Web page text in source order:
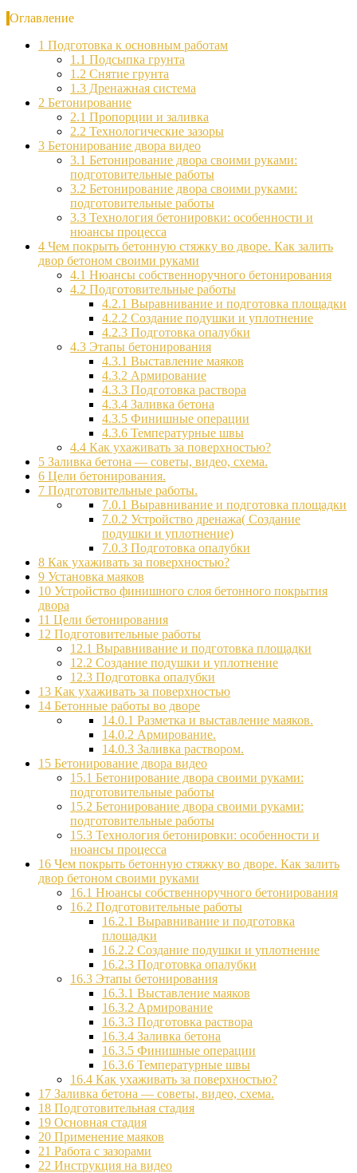
Оглавление
1 Подготовка к основным работам
1.1 Подсыпка грунта
1.2 Снятие грунта
1.3 Дренажная система
2 Бетонирование
2.1 Пропорции и заливка
2.2 Технологические зазоры
3 Бетонирование двора видео
3.1 Бетонирование двора своими руками:
подготовительные работы
3.2 Бетонирование двора своими руками:
подготовительные работы
3.3 Технология бетонировки: особенности и
нюансы процесса
4 Чем покрыть бетонную стяжку во дворе. Как залить
двор бетоном своими руками
4.1 Нюансы собственноручного бетонирования
4.2 Подготовительные работы
4.2.1 Выравнивание и подготовка площадки
4.2.2 Создание подушки и уплотнение
4.2.3 Подготовка опалубки
4.3 Этапы бетонирования
4.3.1 Выставление маяков
4.3.2 Армирование
4.3.3 Подготовка раствора
4.3.4 Заливка бетона
4.3.5 Финишные операции
4.3.6 Температурные швы
4.4 Как ухаживать за поверхностью?
5 Заливка бетона — советы, видео, схема.
6 Цели бетонирования.
7 Подготовительные работы.
7.0.1 Выравнивание и подготовка площадки
7.0.2 Устройство дренажа( Создание
подушки и уплотнение)
7.0.3 Подготовка опалубки
8 Как ухаживать за поверхностью?
9 Установка маяков
10 Устройство финишного слоя бетонного покрытия
двора
11 Цели бетонирования
12 Подготовительные работы
12.1 Выравнивание и подготовка площадки
12.2 Создание подушки и уплотнение
12.3 Подготовка опалубки
13 Как ухаживать за поверхностью
14 Бетонные работы во дворе
14.0.1 Разметка и выставление маяков.
14.0.2 Армирование.
14.0.3 Заливка раствором.
15 Бетонирование двора видео
15.1 Бетонирование двора своими руками:
подготовительные работы
15.2 Бетонирование двора своими руками:
подготовительные работы
15.3 Технология бетонировки: особенности и
нюансы процесса
16 Чем покрыть бетонную стяжку во дворе. Как залить
двор бетоном своими руками
16.1 Нюансы собственноручного бетонирования
16.2 Подготовительные работы
16.2.1 Выравнивание и подготовка
площадки
16.2.2 Создание подушки и уплотнение
16.2.3 Подготовка опалубки
16.3 Этапы бетонирования
16.3.1 Выставление маяков
16.3.2 Армирование
16.3.3 Подготовка раствора
16.3.4 Заливка бетона
16.3.5 Финишные операции
16.3.6 Температурные швы
16.4 Как ухаживать за поверхностью?
17 Заливка бетона — советы, видео, схема.
18 Подготовительная стадия
19 Основная стадия
20 Применение маяков
21 Работа с зазорами
22 Инструкция на видео